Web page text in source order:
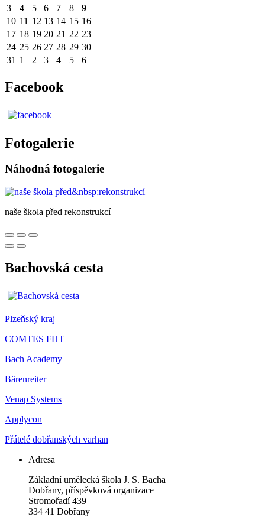
3
4 5 6 7 8
9
10 11 12 13 14 15 16
17 18 19 20 21 22 23
24 25 26 27 28 29 30
31 1 2 3 4 5 6
Facebook
Fotogalerie
Náhodná fotogalerie
naše škola před rekonstrukcí
Bachovská cesta
Plzeňský kraj
COMTES FHT
Bach Academy
Bärenreiter
Venap Systems
Applycon
Přátelé dobřanských varhan
Adresa
Základní umělecká škola J. S. Bacha
Dobřany, příspěvková organizace
Stromořadí 439
334 41 Dobřany